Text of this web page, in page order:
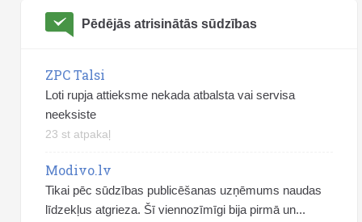
Pēdējās atrisinātās sūdzības
ZPC Talsi
Loti rupja attieksme nekada atbalsta vai servisa
neeksiste
23 st atpakaļ
Modivo.lv
Tikai pēc sūdzības publicēšanas uzņēmums naudas
līdzekļus atgrieza. Šī viennozīmīgi bija pirmā un...